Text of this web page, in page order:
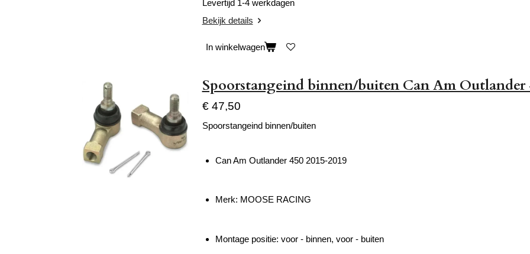
Levertijd 1-4 werkdagen
Bekijk details
In winkelwagen
Spoorstangeind binnen/buiten Can Am Outlander
€ 47,50
Spoorstangeind binnen/buiten
Can Am Outlander 450 2015-2019
Merk: MOOSE RACING
Montage positie: voor - binnen, voor - buiten